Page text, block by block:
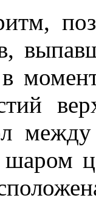
между